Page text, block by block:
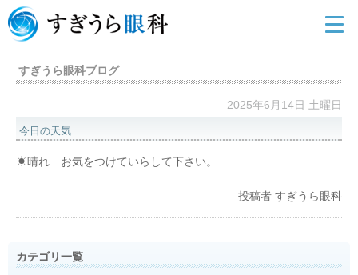
すぎうら眼科ブログ
2025年6月14日 土曜日
今日の天気
☀晴れ お気をつけていらして下さい。
投稿者 すぎうら眼科
カテゴリ一覧